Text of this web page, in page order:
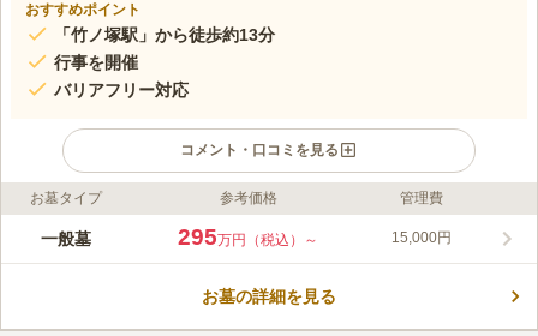
おすすめポイント
「竹ノ塚駅」から徒歩約13分
行事を開催
バリアフリー対応
コメント・口コミを見る
ライフドット編集部のコメント
東武スカイツリーライン「竹ノ塚駅」から徒歩圏内の真宗大谷派
あい道場やお経の練習会、常福寺旅行会などを通じて檀家や地域
お墓タイプ 参考価格 管理費
一般墓 295万円（税込）～ 15,000円
お墓の詳細を見る